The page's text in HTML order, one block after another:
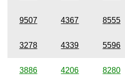
9507 4367 8555
3278 4339 5596
3886 4206 8280